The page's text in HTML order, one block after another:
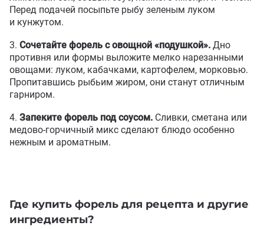
Перед подачей посыпьте рыбу зеленым луком
и кунжутом.
Сочетайте форель с овощной «подушкой». Дно
противня или формы выложите мелко нарезанными
овощами: луком, кабачками, картофелем, морковью.
Пропитавшись рыбьим жиром, они станут отличным
гарниром.
Запеките форель под соусом. Сливки, сметана или
медово-горчичный микс сделают блюдо особенно
нежным и ароматным.
Где купить форель для рецепта и другие
ингредиенты?